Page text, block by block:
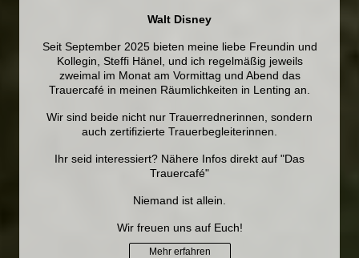
Walt Disney
Seit September 2025 bieten meine liebe Freundin und
Kollegin, Steffi Hänel, und ich regelmäßig jeweils
zweimal im Monat am Vormittag und Abend das
Trauercafé in meinen Räumlichkeiten in Lenting an.
Wir sind beide nicht nur Trauerrednerinnen, sondern
auch zertifizierte Trauerbegleiterinnen.
Ihr seid interessiert? Nähere Infos direkt auf "Das
Trauercafé"
Niemand ist allein.
Wir freuen uns auf Euch!
Mehr erfahren